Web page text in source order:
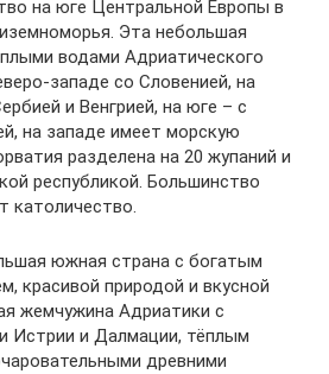
на юге Центральной Европы в
Эта небольшая
водами Адриатического
западе со Словенией, на
и Венгрией, на юге – с
на западе имеет морскую
разделена на 20 жупаний и
республикой. Большинство
католичество.
южная страна с богатым
красивой природой и вкусной
жемчужина Адриатики с
Истрии и Далмации, тёплым
древними